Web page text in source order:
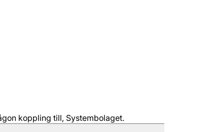
koppling till, Systembolaget.